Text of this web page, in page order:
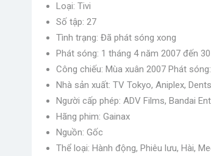
Loại: Tivi
Số tập: 27
Tình trạng: Đã phát sóng xong
Phát sóng: 1 tháng 4 năm 2007 đến
Công chiếu: Mùa xuân 2007 Phát
Nhà sản xuất: TV Tokyo, Aniplex,
Người cấp phép: ADV Films, Bandai
Hãng phim: Gainax
Nguồn: Gốc
Thể loại: Hành động, Phiêu lưu, Hài,